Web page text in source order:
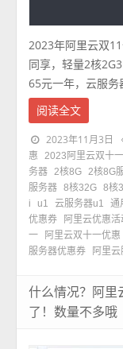
2023年阿里云双
同享，轻量2核
65元一年，云服务
阅读全文
2023年11月3日
惠
2023阿里云双十
务器
2核8G 2核8G
服务器 8核32G 8核
i
u1 云服务器u1 通
优惠券
阿里云优惠活
一
阿里云双十一优惠
服务器优惠券
阿里
什么情况？阿里
了！数量不多哦